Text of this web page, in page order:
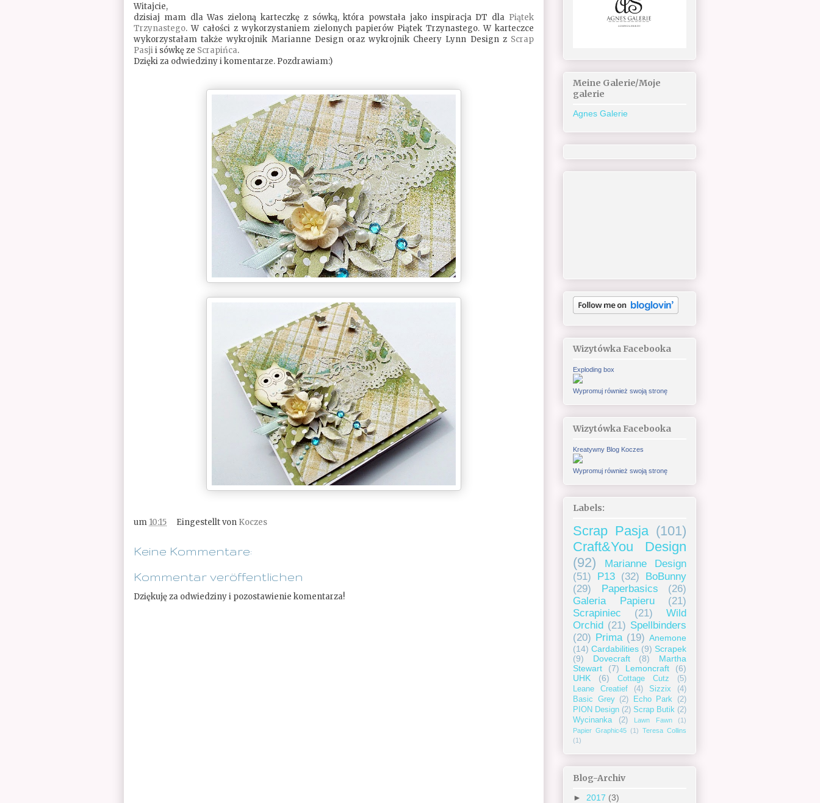
Witajcie,
dzisiaj mam dla Was zieloną karteczkę z sówką, która powstała jako inspiracja DT dla Piątek
Trzynastego. W całości z wykorzystaniem zielonych papierów Piątek Trzynastego. W karteczce
wykorzystałam także wykrojnik Marianne Design oraz wykrojnik Cheery Lynn Design z Scrap
Pasjii sówkę ze Scrapińca.
Dzięki za odwiedziny i komentarze. Pozdrawiam:)
um 10:15 Eingestellt von Koczes
Keine Kommentare:
Kommentar veröffentlichen
Dziękuję za odwiedziny i pozostawienie komentarza!
Meine Galerie/Moje
galerie
Agnes Galerie
Wizytówka Facebooka
Exploding box
Wypromuj również swoją stronę
Wizytówka Facebooka
Kreatywny Blog Koczes
Wypromuj również swoją stronę
Labels:
Scrap Pasja (101)
Craft&You Design
(92)
Marianne Design
(51)
P13 (32)
BoBunny
(29)
Paperbasics
(26)
Galeria Papieru
(21)
Scrapiniec
(21)
Wild
Orchid (21) Spellbinders
(20) Prima (19) Anemone
(14) Cardabilities (9) Scrapek
(9)
Dovecraft (8)
Martha
Stewart
(7) Lemoncraft
(6)
UHK
(6) Cottage Cutz
(5)
Leane Creatief
(4) Sizzix
(4)
Basic Grey (2) Echo Park
(2)
PION Design (2) Scrap Butik (2)
Wycinanka
(2) Lawn Fawn
(1)
Papier Graphic45 (1) Teresa Collins
(1)
Blog-Archiv
► 2017 (3)